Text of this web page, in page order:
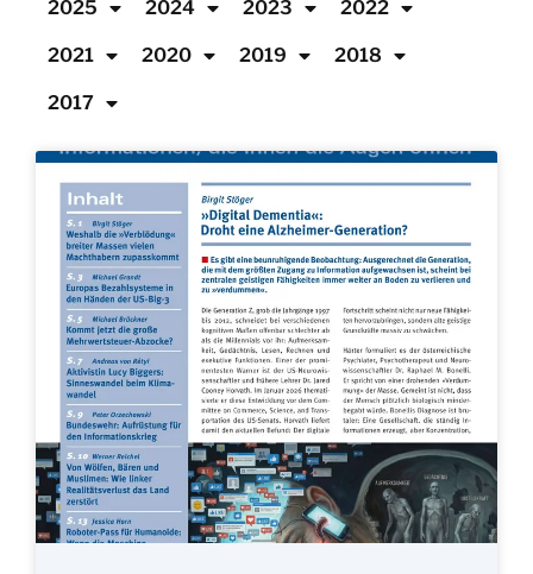
2025 2024 2023 2022
2021 2020 2019 2018
2017